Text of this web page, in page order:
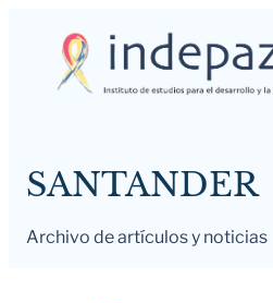
SANTANDER
Archivo de artículos y noticias